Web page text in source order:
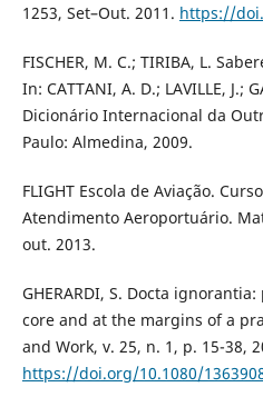
1253, Set–Out. 2011. https://
FISCHER, M. C.; TIRIBA, L.
In: CATTANI, A. D.; LAVILLE, J.;
Dicionário Internacional da
Paulo: Almedina, 2009.
FLIGHT Escola de Aviação.
Atendimento Aeroportuário.
out. 2013.
GHERARDI, S. Docta
core and at the margins of a
and Work, v. 25, n. 1, p. 15-38,
https://doi.org/10.1080/